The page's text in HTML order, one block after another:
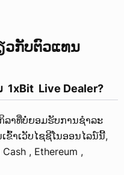
ວກັບຕົວແທນ
1xBit  Live Dealer?
ລາທີ່ບໍ່ຍອມຮັບການຊໍາລະ
ຂົ້າເວັບໄຊຊີໂນອອນໄລນ໌ນີ້,
, Ethereum ,